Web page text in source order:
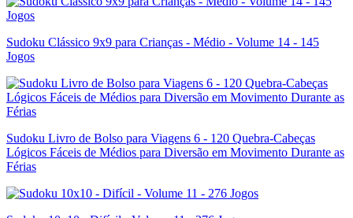
Sudoku Clássico 9x9 para Crianças - Médio - Volume 14 - 145
Jogos
Sudoku Livro de Bolso para Viagens 6 - 120 Quebra-Cabeças
Lógicos Fáceis de Médios para Diversão em Movimento Durante as
Férias